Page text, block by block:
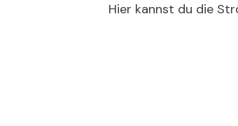
Hier kannst du die